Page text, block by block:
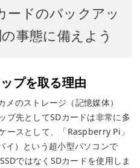
ードのバックアッ
事態に備えよう
プを取る理由
のストレージ（記憶媒体）
プ先としてSDカードは非常に多
ースとして、「Raspberry Pi」
イ）という超小型パソコンで
ではなくSDカードを使用しま